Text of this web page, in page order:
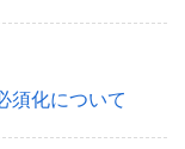
須化について